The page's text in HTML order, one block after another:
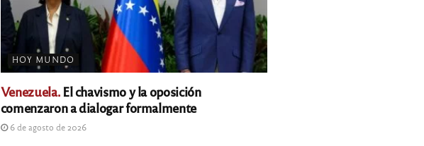
HOY MUNDO
Venezuela.El chavismo y la oposición
comenzaron a dialogar formalmente
6 de agosto de 2026